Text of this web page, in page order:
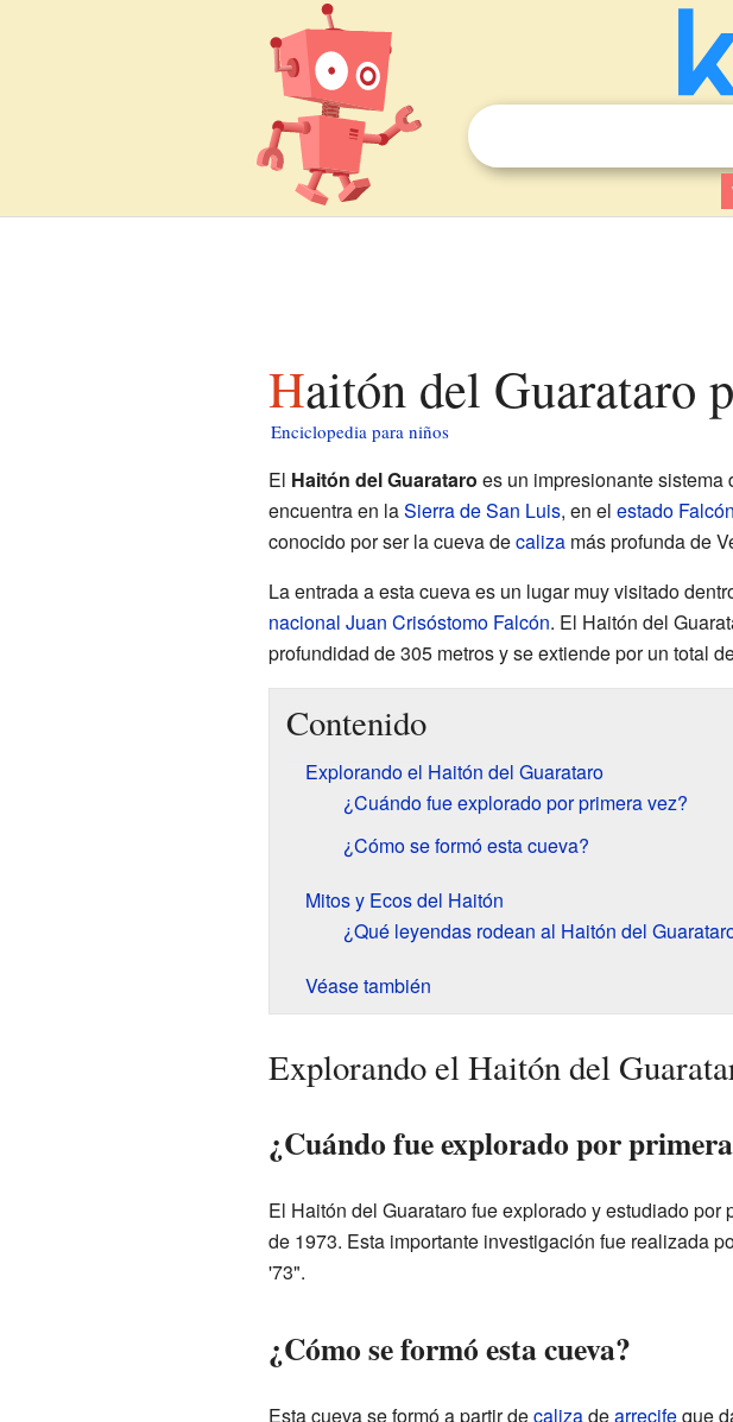
Haitón del Guarataro
Enciclopedia para niños
El Haitón del Guarataro es un impresionante sistema
encuentra en laSierra de San Luis, en el estado Falcón
conocido por ser la cueva decalizamás profunda de
La entrada a esta cueva es un lugar muy visitado
nacional Juan Crisóstomo Falcón. El Haitón del
profundidad de 305 metros y se extiende por un total
Contenido
Explorando el Haitón del Guarataro
¿Cuándo fue explorado por primera vez?
¿Cómo se formó esta cueva?
Mitos y Ecos del Haitón
¿Qué leyendas rodean al Haitón del
Véase también
Explorando el Haitón del
¿Cuándo fue explorado por
El Haitón del Guarataro fue explorado y estudiado por
de 1973. Esta importante investigación fue realizada
'73".
¿Cómo se formó esta cueva?
Esta cueva se formó a partir decalizadearrecifeque